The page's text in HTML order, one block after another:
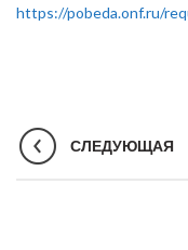
https://pobeda.onf.ru/
СЛЕДУЮЩАЯ